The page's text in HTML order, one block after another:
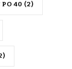
PO 40 (2)